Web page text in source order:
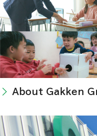
About Gakken